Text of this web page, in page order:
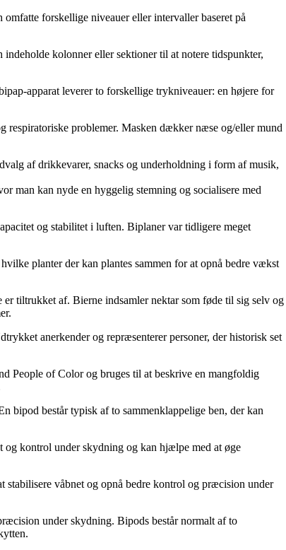
forskellige niveauer eller intervaller baseret på
indeholde kolonner eller sektioner til at notere tidspunkter,
apparat leverer to forskellige trykniveauer: en højere for
respiratoriske problemer. Masken dækker næse og/eller mund
af drikkevarer, snacks og underholdning i form af musik,
man kan nyde en hyggelig stemning og socialisere med
og stabilitet i luften. Biplaner var tidligere meget
planter der kan plantes sammen for at opnå bedre vækst
tiltrukket af. Bierne indsamler nektar som føde til sig selv og
anerkender og repræsenterer personer, der historisk set
People of Color og bruges til at beskrive en mangfoldig
bipod består typisk af to sammenklappelige ben, der kan
kontrol under skydning og kan hjælpe med at øge
våbnet og opnå bedre kontrol og præcision under
under skydning. Bipods består normalt af to